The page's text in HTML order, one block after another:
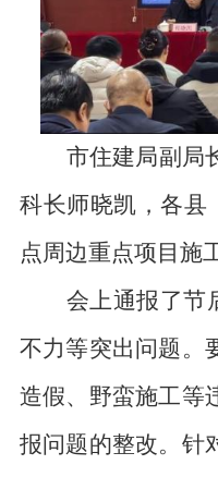
市住建局副局
科长师晓凯，各县
点周边重点项目施
会上通报了节
不力等突出问题。
造假、野蛮施工等
报问题的整改。针